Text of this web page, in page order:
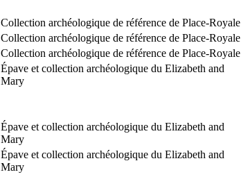
Collection archéologique de référence de Place-Royale
Collection archéologique de référence de Place-Royale
Collection archéologique de référence de Place-Royale
Épave et collection archéologique du Elizabeth and
Mary
Épave et collection archéologique du Elizabeth and
Mary
Épave et collection archéologique du Elizabeth and
Mary